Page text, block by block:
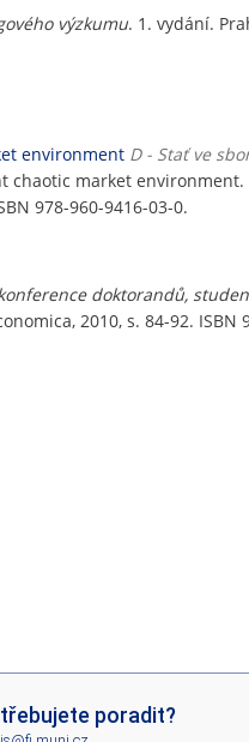
výzkumu. 1. vydání.
environment D - Stať ve
chaotic market environment.
978-960-9416-03-0.
doktorandů,
2010, s. 84-92. ISBN
poradit?